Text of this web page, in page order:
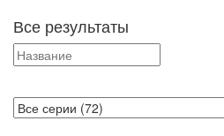
Все результаты